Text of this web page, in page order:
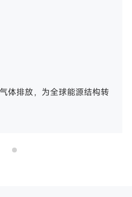
体排放，为全球能源结构转